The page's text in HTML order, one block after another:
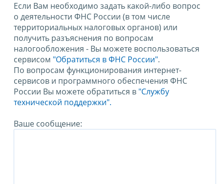
Если Вам необходимо задать какой-либо вопрос
о деятельности ФНС России (в том числе
территориальных налоговых органов) или
получить разъяснения по вопросам
налогообложения - Вы можете воспользоваться
сервисом "Обратиться в ФНС России".
По вопросам функционирования интернет-
сервисов и программного обеспечения ФНС
России Вы можете обратиться в "Службу
технической поддержки".
Ваше сообщение: